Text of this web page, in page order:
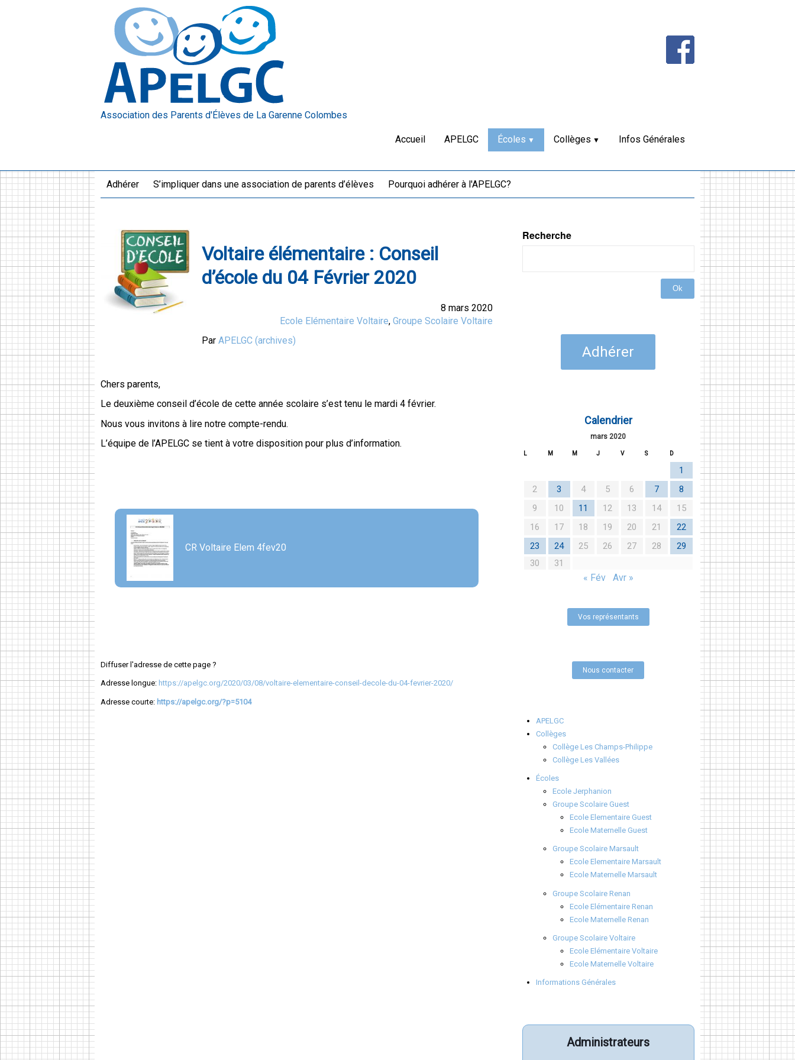
Association des Parents d'Élèves de La Garenne Colombes
Accueil APELGC Écoles Collèges Infos Générales
Adhérer S’impliquer dans une association de parents d’élèves Pourquoi adhérer à l'APELGC?
Voltaire élémentaire : Conseil
d’école du 04 Février 2020
8 mars 2020
Ecole Elémentaire Voltaire, Groupe Scolaire Voltaire
Par APELGC (archives)
Chers parents,
Le deuxième conseil d’école de cette année scolaire s’est tenu le mardi 4 février.
Nous vous invitons à lire notre compte-rendu.
L’équipe de l’APELGC se tient à votre disposition pour plus d’information.
CR Voltaire Elem 4fev20
Diffuser l'adresse de cette page ?
Adresse longue: https://apelgc.org/2020/03/08/voltaire-elementaire-conseil-decole-du-04-fevrier-2020/
Adresse courte: https://apelgc.org/?p=5104
Recherche
Ok
Adhérer
Calendrier
mars 2020
L M M J V S D
1
2
3 4 5 6 7
8
9
10 11 12 13 14
15
16
17 18 19 20 21
22
23
24 25 26 27 28
29
30
31
« Fév Avr »
Vos représentants
Nous contacter
APELGC
Collèges
Collège Les Champs-Philippe
Collège Les Vallées
Écoles
Ecole Jerphanion
Groupe Scolaire Guest
Ecole Elementaire Guest
Ecole Maternelle Guest
Groupe Scolaire Marsault
Ecole Elementaire Marsault
Ecole Maternelle Marsault
Groupe Scolaire Renan
Ecole Elémentaire Renan
Ecole Maternelle Renan
Groupe Scolaire Voltaire
Ecole Elémentaire Voltaire
Ecole Maternelle Voltaire
Informations Générales
Administrateurs